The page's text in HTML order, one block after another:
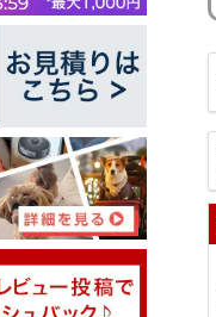
0
08/05/2026